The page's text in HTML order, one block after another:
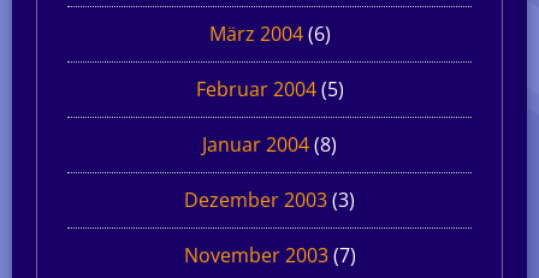
März 2004(6)
Februar 2004(5)
Januar 2004(8)
Dezember 2003(3)
November 2003(7)